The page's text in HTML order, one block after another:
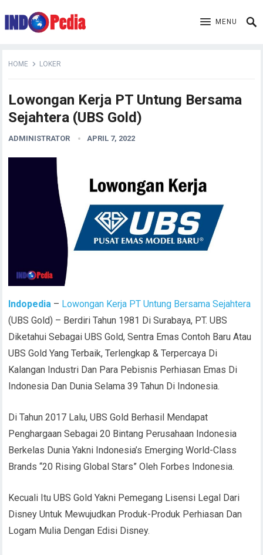
MENU
HOME LOKER
Lowongan Kerja PT Untung Bersama
Sejahtera (UBS Gold)
ADMINISTRATOR APRIL 7, 2022
Indopedia – Lowongan Kerja PT Untung Bersama Sejahtera
(UBS Gold) – Berdiri Tahun 1981 Di Surabaya, PT. UBS
Diketahui Sebagai UBS Gold, Sentra Emas Contoh Baru Atau
UBS Gold Yang Terbaik, Terlengkap & Terpercaya Di
Kalangan Industri Dan Para Pebisnis Perhiasan Emas Di
Indonesia Dan Dunia Selama 39 Tahun Di Indonesia.
Di Tahun 2017 Lalu, UBS Gold Berhasil Mendapat
Penghargaan Sebagai 20 Bintang Perusahaan Indonesia
Berkelas Dunia Yakni Indonesia’s Emerging World-Class
Brands “20 Rising Global Stars” Oleh Forbes Indonesia.
Kecuali Itu UBS Gold Yakni Pemegang Lisensi Legal Dari
Disney Untuk Mewujudkan Produk-Produk Perhiasan Dan
Logam Mulia Dengan Edisi Disney.